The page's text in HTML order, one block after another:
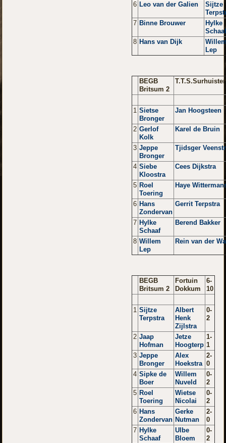
6 Leo van der Galien
Sijtze
7 Binne Brouwer
Hylke
8 Hans van Dijk
Lep
BEGB
Britsum 2
1 Sietse
Bronger
Jan Hoogsteen
2 Gerlof
Kolk
Karel de Bruin
3 Jeppe
Bronger
Tjidsger
4 Siebe
Kloostra
Cees Dijkstra
5 Roel
Toering
Haye
6 Hans
Zondervan
Gerrit Terpstra
7 Hylke
Schaaf
Berend Bakker
8 Willem
Lep
Rein van der
BEGB
Britsum 2
Fortuin
Dokkum
6-
10
1 Sijtze
Terpstra
Albert
Henk
Zijlstra
0-
2
2 Jaap
Hofman
Jetze
Hoogterp
1-
1
3 Jeppe
Bronger
Alex
Hoekstra
2-
0
4 Sipke de
Boer
Willem
Nuveld
0-
2
5 Roel
Toering
Wietse
Nicolai
0-
2
6 Hans
Zondervan
Gerke
Nutman
2-
0
7 Hylke
Schaaf
Ulbe
Bloem
0-
2